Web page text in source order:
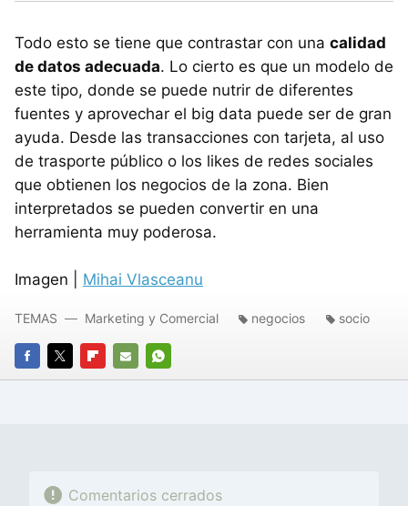
Todo esto se tiene que contrastar con una calidad
de datos adecuada. Lo cierto es que un modelo de
este tipo, donde se puede nutrir de diferentes
fuentes y aprovechar el big data puede ser de gran
ayuda. Desde las transacciones con tarjeta, al uso
de trasporte público o los likes de redes sociales
que obtienen los negocios de la zona. Bien
interpretados se pueden convertir en una
herramienta muy poderosa.
Imagen | Mihai Vlasceanu
FACEBOOK
TWITTERFLIPBOARD
E-
WHATSAPP
TEMAS Marketing y Comercial negocios socio
Comentarios cerrados